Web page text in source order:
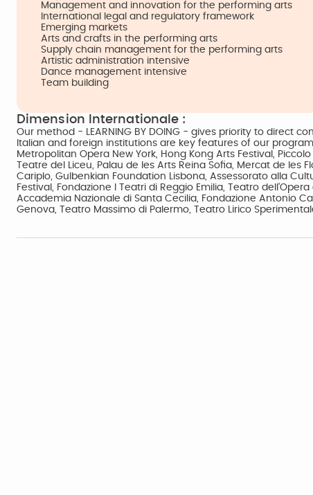
Management and innovation for the performing arts
International legal and regulatory framework
Emerging markets
Arts and crafts in the performing arts
Supply chain management for the performing arts
Artistic administration intensive
Dance management intensive
Team building
Dimension Internationale :
Our method - LEARNING BY DOING - gives priority to direct
Italian and foreign institutions are key features of our
Metropolitan Opera New York, Hong Kong Arts Festival,
Teatre del Liceu, Palau de les Arts Reina Sofia, Mercat de les
Cariplo, Gulbenkian Foundation Lisbona, Assessorato alla
Festival, Fondazione I Teatri di Reggio Emilia, Teatro
Accademia Nazionale di Santa Cecilia, Fondazione Antonio
Genova, Teatro Massimo di Palermo, Teatro Lirico